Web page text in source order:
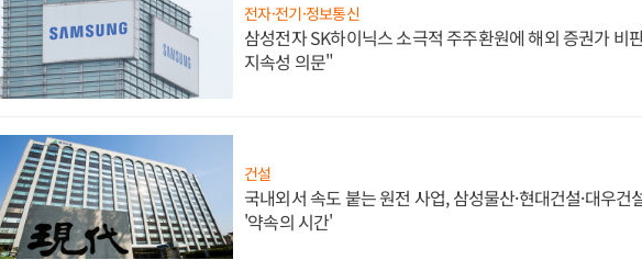
전자·전기·정보통신
삼성전자 SK하이닉스 소극적 주주환원에 해외 증권가 비
지속성 의문"
건설
국내외서 속도 붙는 원전 사업, 삼성물산·현대건설·대우건
'약속의 시간'